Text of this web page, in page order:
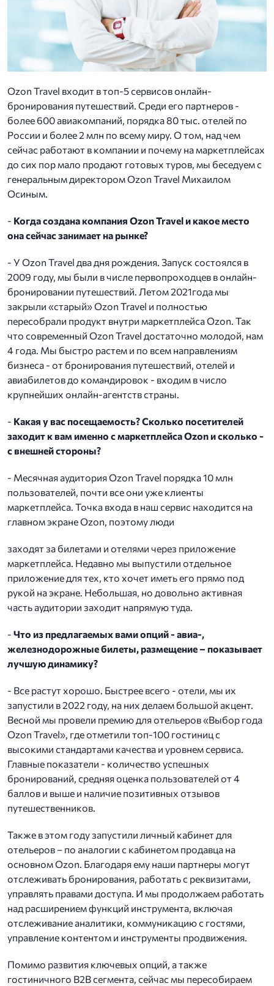
Ozon Travel входит в топ-5 сервисов онлайн-
бронирования путешествий. Среди его партнеров -
более 600 авиакомпаний, порядка 80 тыс. отелей по
России и более 2 млн по всему миру. О том, над чем
сейчас работают в компании и почему на маркетплейсах
до сих пор мало продают готовых туров, мы беседуем с
генеральным директором Ozon Travel Михаилом
Осиным.
- Когда создана компания Ozon Travel и какое место
она сейчас занимает на рынке?
- У Ozon Travel два дня рождения. Запуск состоялся в
2009 году, мы были в числе первопроходцев в онлайн-
бронировании путешествий. Летом 2021года мы
закрыли «старый» Ozon Travel и полностью
пересобрали продукт внутри маркетплейса Ozon. Так
что современный Ozon Travel достаточно молодой, нам
4 года. Мы быстро растем и по всем направлениям
бизнеса - от бронирования путешествий, отелей и
авиабилетов до командировок - входим в число
крупнейших онлайн-агентств страны.
- Какая у вас посещаемость? Сколько посетителей
заходит к вам именно с маркетплейса Ozon и сколько -
с внешней стороны?
- Месячная аудитория Ozon Travel порядка 10 млн
пользователей, почти все они уже клиенты
маркетплейса. Точка входа в наш сервис находится на
главном экране Ozon, поэтому люди
заходят за билетами и отелями через приложение
маркетплейса. Недавно мы выпустили отдельное
приложение для тех, кто хочет иметь его прямо под
рукой на экране. Небольшая, но довольно активная
часть аудитории заходит напрямую туда.
- Что из предлагаемых вами опций - авиа-,
железнодорожные билеты, размещение – показывает
лучшую динамику?
- Все растут хорошо. Быстрее всего - отели, мы их
запустили в 2022 году, на них делаем большой акцент.
Весной мы провели премию для отельеров «Выбор года
Ozon Travel», где отметили топ-100 гостиниц c
высокими стандартами качества и уровнем сервиса.
Главные показатели - количество успешных
бронирований, средняя оценка пользователей от 4
баллов и выше и наличие позитивных отзывов
путешественников.
Также в этом году запустили личный кабинет для
отельеров – по аналогии с кабинетом продавца на
основном Ozon. Благодаря ему наши партнеры могут
отслеживать бронирования, работать с реквизитами,
управлять правами доступа. И мы продолжаем работать
над расширением функций инструмента, включая
отслеживание аналитики, коммуникацию с гостями,
управление контентом и инструменты продвижения.
Помимо развития ключевых опций, а также
гостиничного B2B сегмента, сейчас мы пересобираем